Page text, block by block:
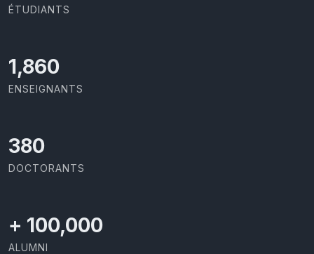
ÉTUDIANTS
2,029
ENSEIGNANTS
414
DOCTORANTS
+ 100,000
ALUMNI